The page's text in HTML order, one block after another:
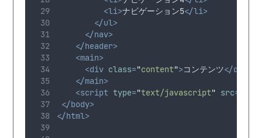
<li>ナビゲーション5</li>
</ul>
</nav>
</header>
<main>
<div class="content">コンテンツ</div>
</main>
<script type="text/javascript" src=
</body>
</html>